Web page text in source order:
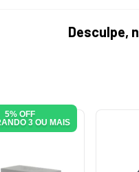
Desculpe,
5% OFF
3 OU MAIS